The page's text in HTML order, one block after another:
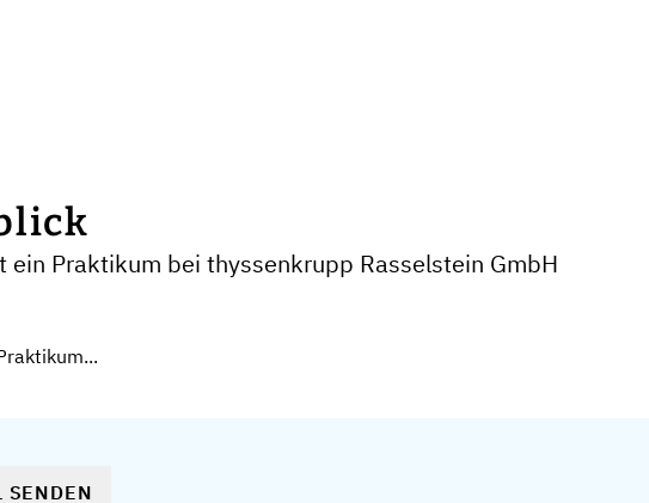
ein Praktikum bei thyssenkrupp Rasselstein GmbH
SENDEN